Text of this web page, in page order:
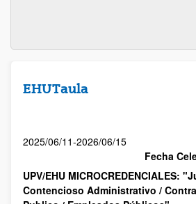
EHUTaula
2025/06/11-2026/06/15
Fecha
UPV/EHU MICROCREDENCIALES:
Contencioso Administrativo /